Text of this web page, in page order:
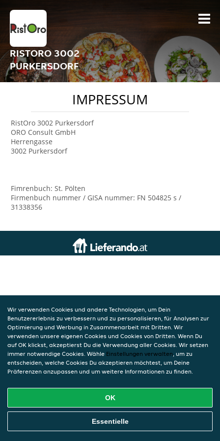
RISTORO 3002
PURKERSDORF
IMPRESSUM
RistOro 3002 Purkersdorf
ORO Consult GmbH
Herrengasse
3002 Purkersdorf
Fimrenbuch: St. Pölten
Firmenbuch nummer / GISA nummer: FN 504825 s /
31338356
Wir verwenden Cookies und andere Technologien, um Dein
Benutzererlebnis zu verbessern und zu personalisieren, für Analysen zur
Optimierung und Werbung in Zusammenarbeit mit Dritten. Wir
verwenden unsere eigenen Cookies und Cookies von Dritten. Wenn Du
auf OK klickst, akzeptierst Du die Verwendung aller Cookies. Wir setzen
immer notwendige Cookies. Wähle Einstellungen verwalten, um zu
entscheiden, welche Cookies Du akzeptieren möchtest, um Deine
Präferenzen anzupassen und um weitere Informationen zu finden.
OK
Essentielle